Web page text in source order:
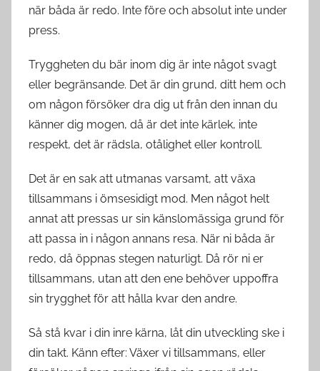
när båda är redo. Inte före och absolut inte under
press.
Tryggheten du bär inom dig är inte något svagt
eller begränsande. Det är din grund, ditt hem och
om någon försöker dra dig ut från den innan du
känner dig mogen, då är det inte kärlek, inte
respekt, det är rädsla, otålighet eller kontroll.
Det är en sak att utmanas varsamt, att växa
tillsammans i ömsesidigt mod. Men något helt
annat att pressas ur sin känslomässiga grund för
att passa in i någon annans resa. När ni båda är
redo, då öppnas stegen naturligt. Då rör ni er
tillsammans, utan att den ene behöver uppoffra
sin trygghet för att hålla kvar den andre.
Så stå kvar i din inre kärna, låt din utveckling ske i
din takt. Känn efter: Växer vi tillsammans, eller